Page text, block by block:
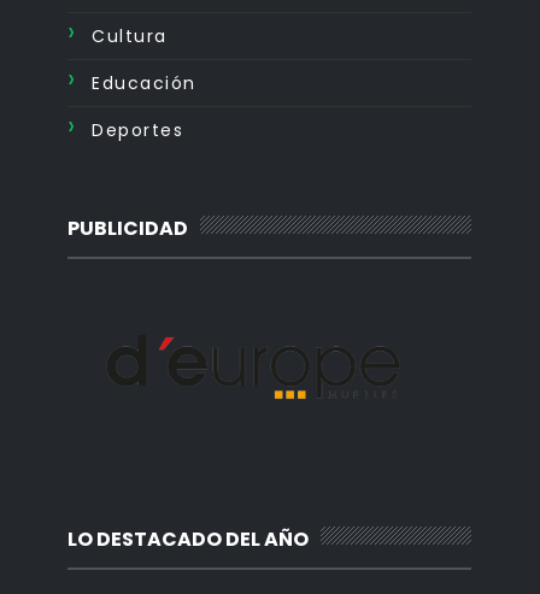
Cultura
Educación
Deportes
PUBLICIDAD
LO DESTACADO DEL AÑO